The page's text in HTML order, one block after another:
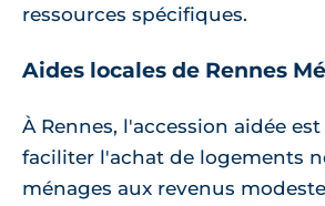
ressources spécifiques.
Aides locales de Rennes
À Rennes, l'accession aidée
faciliter l'achat de logements
ménages aux revenus